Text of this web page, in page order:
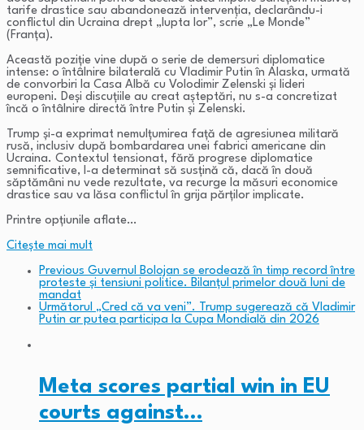
tarife drastice sau abandonează intervenția, declarându-i
conflictul din Ucraina drept „lupta lor”, scrie „Le Monde”
(Franța).
Această poziție vine după o serie de demersuri diplomatice
intense: o întâlnire bilaterală cu Vladimir Putin în Alaska, urmată
de convorbiri la Casa Albă cu Volodimir Zelenski și lideri
europeni. Deși discuțiile au creat așteptări, nu s-a concretizat
încă o întâlnire directă între Putin și Zelenski.
Trump și-a exprimat nemulțumirea față de agresiunea militară
rusă, inclusiv după bombardarea unei fabrici americane din
Ucraina. Contextul tensionat, fără progrese diplomatice
semnificative, l-a determinat să susțină că, dacă în două
săptămâni nu vede rezultate, va recurge la măsuri economice
drastice sau va lăsa conflictul în grija părților implicate.
Printre opțiunile aflate…
Citeşte mai mult
Previous Guvernul Bolojan se erodează în timp record între
proteste și tensiuni politice. Bilanțul primelor două luni de
mandat
Următorul „Cred că va veni”. Trump sugerează că Vladimir
Putin ar putea participa la Cupa Mondială din 2026
Meta scores partial win in EU
courts against…